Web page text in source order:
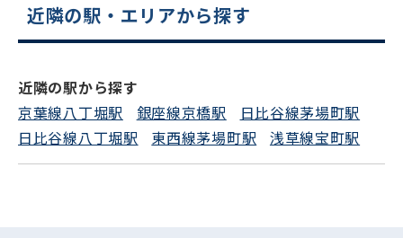
近隣の駅・エリアから探す
近隣の駅から探す
京葉線八丁堀駅
銀座線京橋駅
日比谷線茅場町駅
日比谷線八丁堀駅
東西線茅場町駅 浅草線宝町駅